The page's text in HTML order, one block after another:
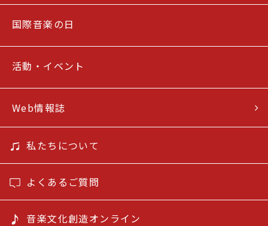
国際音楽の日
活動・イベント
Web情報誌
私たちについて
よくあるご質問
音楽文化創造オンライン